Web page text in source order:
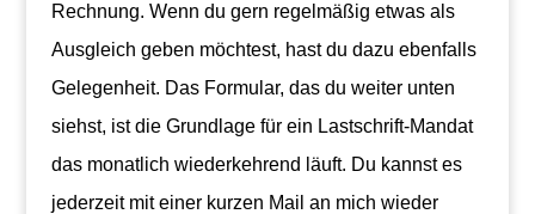
Rechnung. Wenn du gern regelmäßig etwas als
Ausgleich geben möchtest, hast du dazu ebenfalls
Gelegenheit. Das Formular, das du weiter unten
siehst, ist die Grundlage für ein Lastschrift-Mandat
das monatlich wiederkehrend läuft. Du kannst es
jederzeit mit einer kurzen Mail an mich wieder